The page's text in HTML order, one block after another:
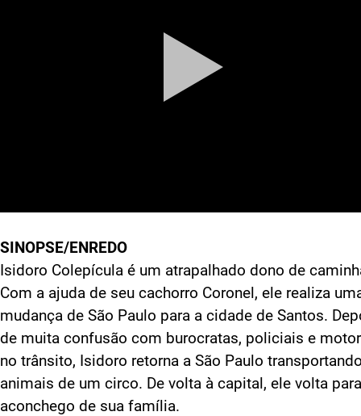
SINOPSE/ENREDO
Isidoro Colepícula é um atrapalhado dono de
Com a ajuda de seu cachorro Coronel, ele realiza
mudança de São Paulo para a cidade de Santos.
de muita confusão com burocratas, policiais e
no trânsito, Isidoro retorna a São Paulo
animais de um circo. De volta à capital, ele volta
aconchego de sua família.